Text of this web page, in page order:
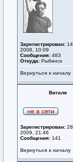
Зарегистрирован:
2008, 10:09
Сообщения: 483
Откуда: Рыбинск
Вернуться к началу
Виталя
Зарегистрирован:
2009, 21:46
Сообщения: 141
Вернуться к началу